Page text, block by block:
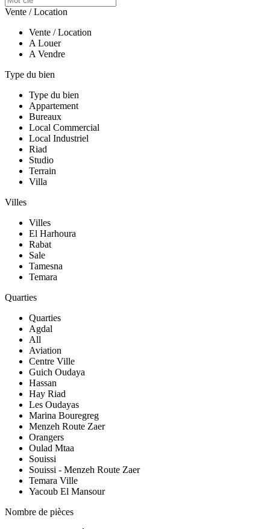
Vente / Location
Vente / Location
A Louer
A Vendre
Type du bien
Type du bien
Appartement
Bureaux
Local Commercial
Local Industriel
Riad
Studio
Terrain
Villa
Villes
Villes
El Harhoura
Rabat
Sale
Tamesna
Temara
Quarties
Quarties
Agdal
All
Aviation
Centre Ville
Guich Oudaya
Hassan
Hay Riad
Les Oudayas
Marina Bouregreg
Menzeh Route Zaer
Orangers
Oulad Mtaa
Souissi
Souissi - Menzeh Route Zaer
Temara Ville
Yacoub El Mansour
Nombre de pièces